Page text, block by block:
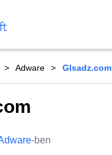
Adware Glsadz.com
-ben